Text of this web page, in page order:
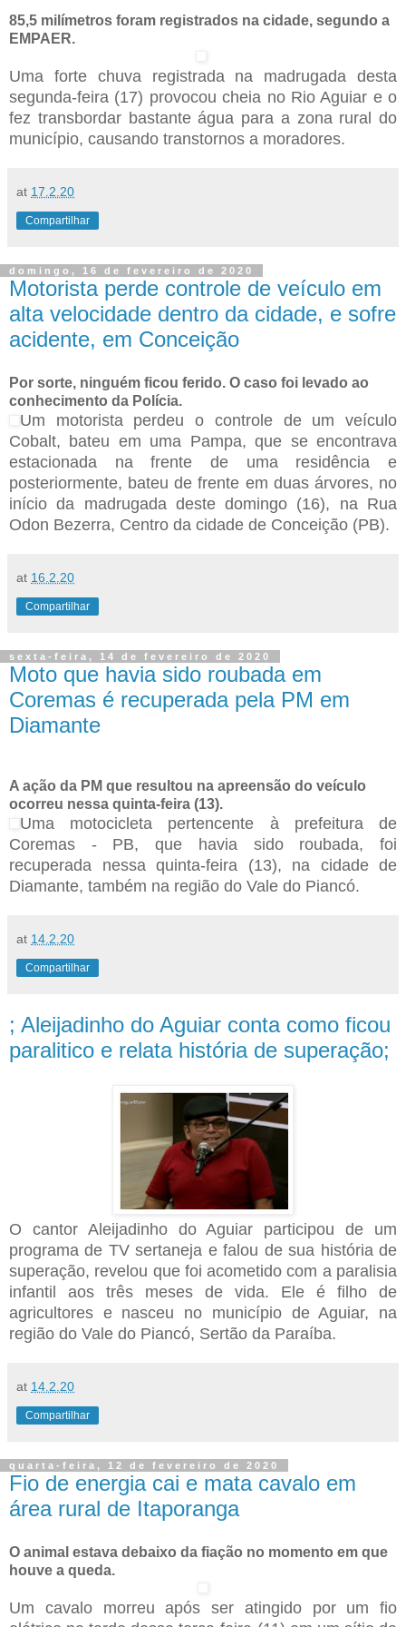
85,5 milímetros foram registrados na cidade, segundo a
EMPAER.
Uma forte chuva registrada na madrugada desta
segunda-feira (17) provocou cheia no Rio Aguiar e o
fez transbordar bastante água para a zona rural do
município, causando transtornos a moradores.
at 17.2.20
Compartilhar
domingo, 16 de fevereiro de 2020
Motorista perde controle de veículo em
alta velocidade dentro da cidade, e sofre
acidente, em Conceição
Por sorte, ninguém ficou ferido. O caso foi levado ao
conhecimento da Polícia.
Um motorista perdeu o controle de um veículo
Cobalt, bateu em uma Pampa, que se encontrava
estacionada na frente de uma residência e
posteriormente, bateu de frente em duas árvores, no
início da madrugada deste domingo (16), na Rua
Odon Bezerra, Centro da cidade de Conceição (PB).
at 16.2.20
Compartilhar
sexta-feira, 14 de fevereiro de 2020
Moto que havia sido roubada em
Coremas é recuperada pela PM em
Diamante
A ação da PM que resultou na apreensão do veículo
ocorreu nessa quinta-feira (13).
Uma motocicleta pertencente à prefeitura de
Coremas - PB, que havia sido roubada, foi
recuperada nessa quinta-feira (13), na cidade de
Diamante, também na região do Vale do Piancó.
at 14.2.20
Compartilhar
; Aleijadinho do Aguiar conta como ficou
paralitico e relata história de superação;
O cantor Aleijadinho do Aguiar participou de um
programa de TV sertaneja e falou de sua história de
superação, revelou que foi acometido com a paralisia
infantil aos três meses de vida. Ele é filho de
agricultores e nasceu no município de Aguiar, na
região do Vale do Piancó, Sertão da Paraíba.
at 14.2.20
Compartilhar
quarta-feira, 12 de fevereiro de 2020
Fio de energia cai e mata cavalo em
área rural de Itaporanga
O animal estava debaixo da fiação no momento em que
houve a queda.
Um cavalo morreu após ser atingido por um fio